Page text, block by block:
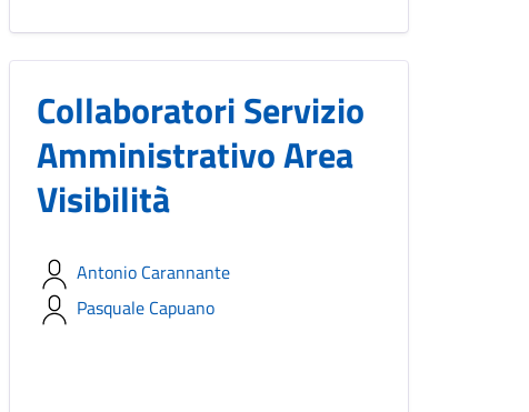
Collaboratori Servizio
Amministrativo Area
Visibilità
Antonio Carannante
Pasquale Capuano